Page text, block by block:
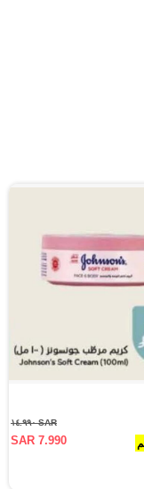
SAR ١٤.٩٩٠
SAR 7.990